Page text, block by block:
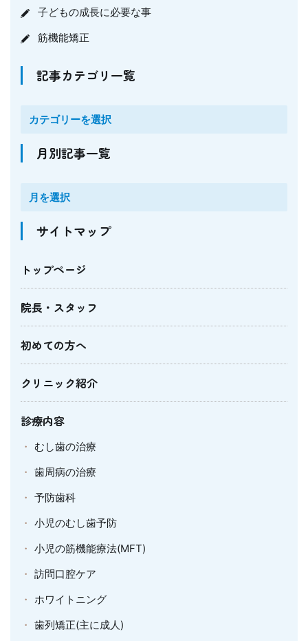
子どもの成長に必要な事
筋機能矯正
記事カテゴリ一覧
月別記事一覧
サイトマップ
トップページ
院長・スタッフ
初めての方へ
クリニック紹介
診療内容
むし歯の治療
歯周病の治療
予防歯科
小児のむし歯予防
小児の筋機能療法(MFT)
訪問口腔ケア
ホワイトニング
歯列矯正(主に成人)